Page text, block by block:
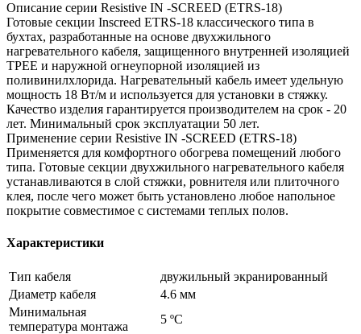
Описание серии Resistive IN -SCREED (ETRS-18)
Готовые секции Inscreed ETRS-18 классического типа в
бухтах, разработанные на основе двухжильного
нагревательного кабеля, защищенного внутренней изоляцией
TPEE и наружной огнеупорной изоляцией из
поливинилхлорида. Нагревательный кабель имеет удельную
мощность 18 Вт/м и используется для установки в стяжку.
Качество изделия гарантируется производителем на срок - 20
лет. Минимальный срок эксплуатации 50 лет.
Применение серии Resistive IN -SCREED (ETRS-18)
Применяется для комфортного обогрева помещений любого
типа. Готовые секции двухжильного нагревательного кабеля
устанавливаются в слой стяжки, ровнителя или плиточного
клея, после чего может быть установлено любое напольное
покрытие совместимое с системами теплых полов.
Характеристики
Тип кабеля
двужильный экранированный
Диаметр кабеля
4.6 мм
Минимальная
температура монтажа
5 ºС